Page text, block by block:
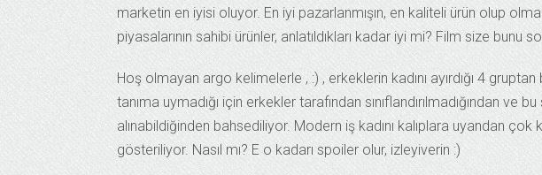
marketin en iyisi oluyor. En iyi pazarlanmışın, en kaliteli ürün olup
piyasalarının sahibi ürünler, anlatıldıkları kadar iyi mi? Film size bunu
Hoş olmayan argo kelimelerle , :) , erkeklerin kadını ayırdığı 4
tanıma uymadığı için erkekler tarafından sınıflandırılmadığından ve
alınabildiğinden bahsediliyor. Modern iş kadını kalıplara uyandan çok
gösteriliyor. Nasıl mı? E o kadarı spoiler olur, izleyiverin :)